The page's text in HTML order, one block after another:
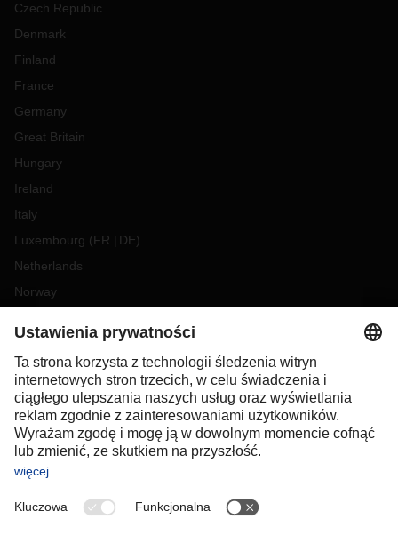
Czech Republic
Denmark
Finland
France
Germany
Great Britain
Hungary
Ireland
Italy
Luxembourg (FR DE)
Netherlands
Norway
Romania
Slovakia
Spain
Sweden
Switzerland